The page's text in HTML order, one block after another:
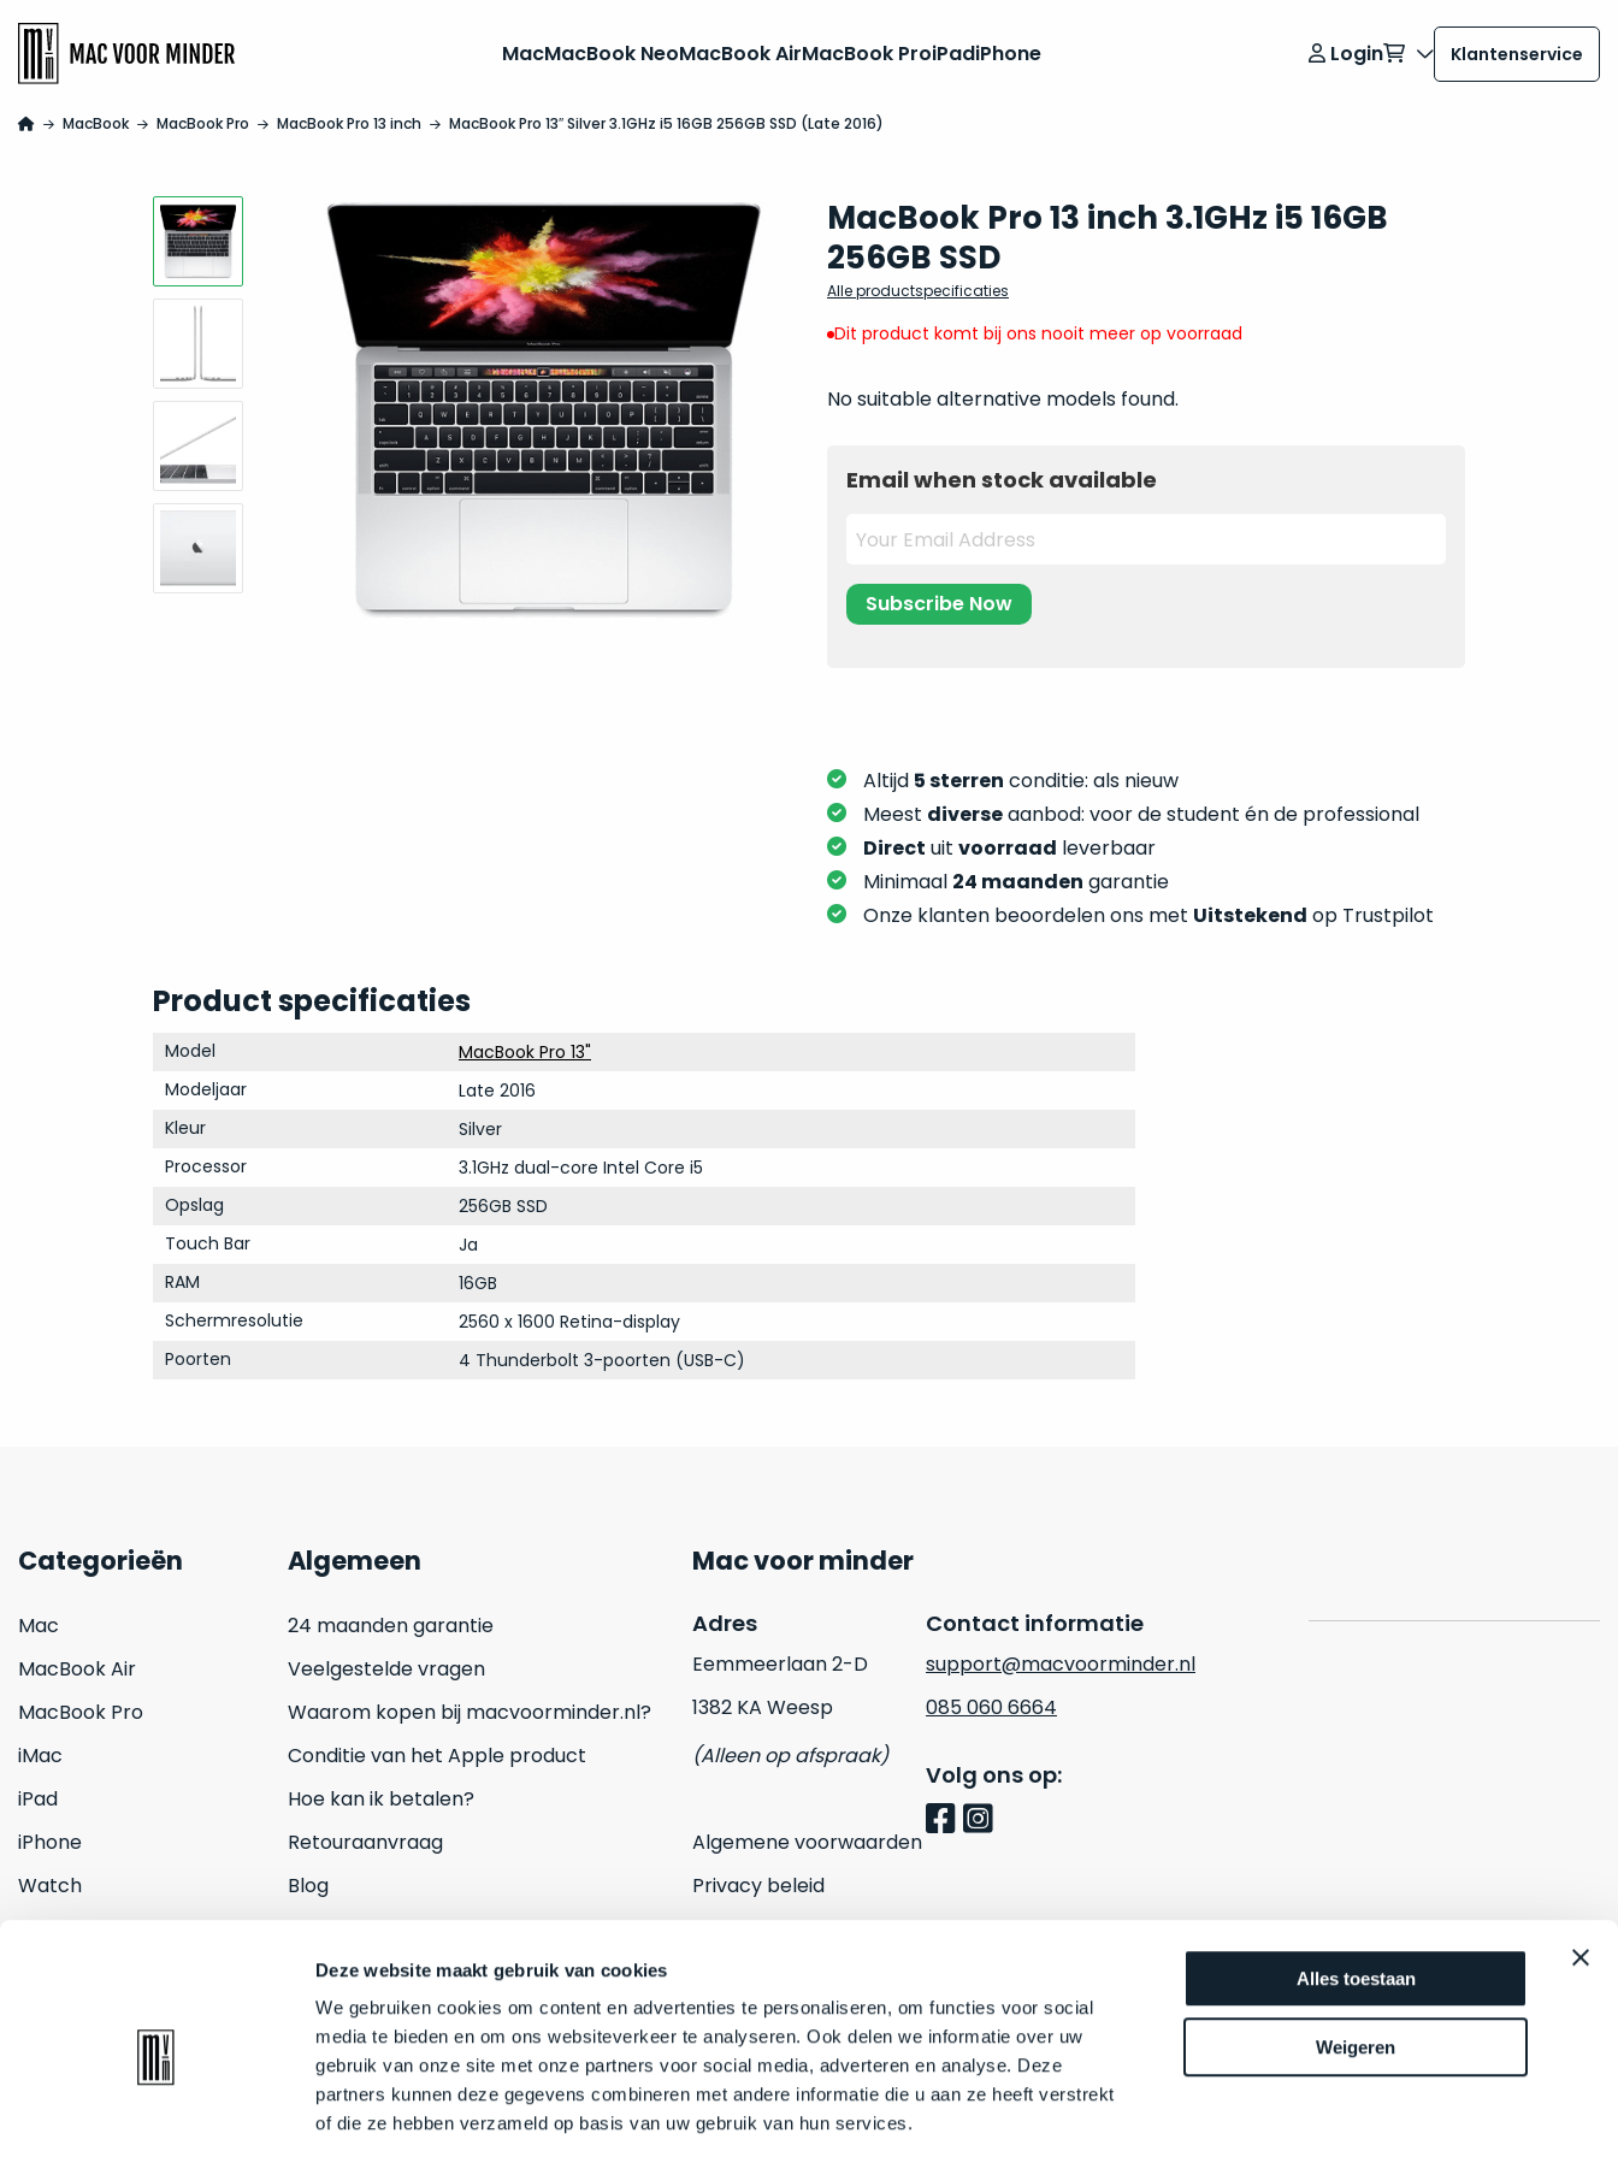
Deze website maakt gebruik van cookies
We gebruiken cookies om content en advertenties te personaliseren, om functies voor social
media te bieden en om ons websiteverkeer te analyseren. Ook delen we informatie over uw
gebruik van onze site met onze partners voor social media, adverteren en analyse. Deze
partners kunnen deze gegevens combineren met andere informatie die u aan ze heeft verstrekt
of die ze hebben verzameld op basis van uw gebruik van hun services.
Alles toestaan
Weigeren
MacMacBook NeoMacBook AirMacBook ProiPadiPhone Login Klantenservice
MacBook MacBook Pro MacBook Pro 13 inch MacBook Pro 13″ Silver 3.1GHz i5 16GB 256GB SSD (Late 2016)
MacBook Pro 13 inch 3.1GHz i5 16GB
256GB SSD
Alle productspecificaties
Dit product komt bij ons nooit meer op voorraad
No suitable alternative models found.
Email when stock available
Altijd 5 sterren conditie: als nieuw
Meest diverseaanbod: voor de student én de professional
Direct uit voorraad leverbaar
Minimaal 24 maanden garantie
Onze klanten beoordelen ons met Uitstekend op Trustpilot
Product specificaties
Model
MacBook Pro 13"
Modeljaar
Late 2016
Kleur
Silver
Processor
3.1GHz dual-core Intel Core i5
Opslag
256GB SSD
Touch Bar
Ja
RAM
16GB
Schermresolutie
2560 x 1600 Retina-display
Poorten
4 Thunderbolt 3-poorten (USB-C)
Categorieën
Mac
MacBook Air
MacBook Pro
iMac
iPad
iPhone
Watch
Algemeen
24 maanden garantie
Veelgestelde vragen
Waarom kopen bij macvoorminder.nl?
Conditie van het Apple product
Hoe kan ik betalen?
Retouraanvraag
Blog
Mac voor minder
Adres
Eemmeerlaan 2-D
1382 KA Weesp
(Alleen op afspraak)
Algemene voorwaarden
Privacy beleid
Contact informatie
support@macvoorminder.nl
085 060 6664
Volg ons op: